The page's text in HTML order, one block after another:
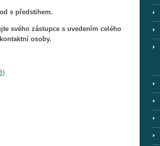
s předstihem.
svého zástupce s uvedením celého
osoby.